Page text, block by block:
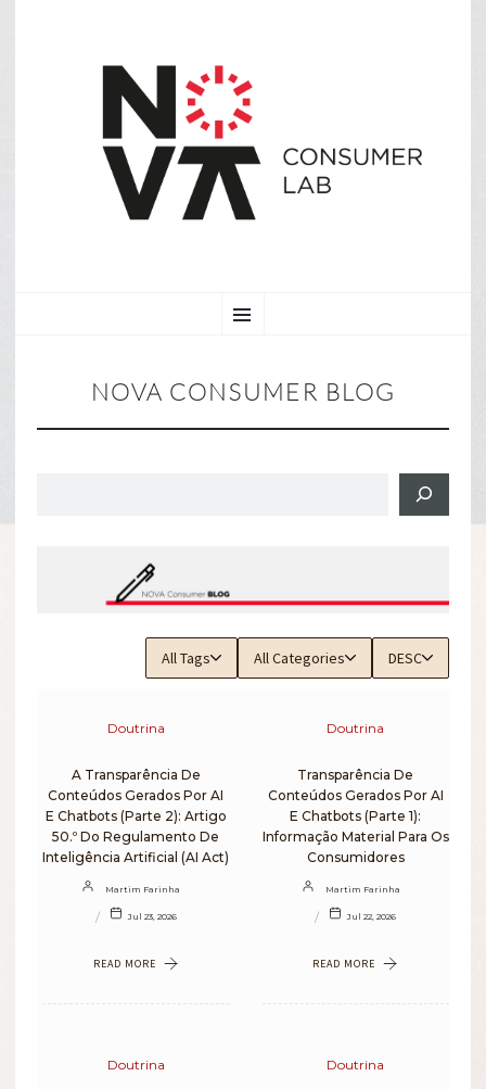
TO
NOVA CONSUMER BLOG
All Tags All Categories DESC
Doutrina
A Transparência De
Conteúdos Gerados Por AI
E Chatbots (Parte 2): Artigo
50.º Do Regulamento De
Inteligência Artificial (AI Act)
Martim Farinha
Jul 23, 2026
READ MORE
Doutrina
Transparência De
Conteúdos Gerados Por AI
E Chatbots (Parte 1):
Informação Material Para Os
Consumidores
Martim Farinha
Jul 22, 2026
READ MORE
Doutrina Doutrina